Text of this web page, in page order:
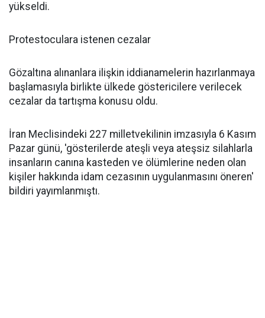
yükseldi.
Protestoculara istenen cezalar
Gözaltına alınanlara ilişkin iddianamelerin hazırlanmaya
başlamasıyla birlikte ülkede göstericilere verilecek
cezalar da tartışma konusu oldu.
İran Meclisindeki 227 milletvekilinin imzasıyla 6 Kasım
Pazar günü, 'gösterilerde ateşli veya ateşsiz silahlarla
insanların canına kasteden ve ölümlerine neden olan
kişiler hakkında idam cezasının uygulanmasını öneren'
bildiri yayımlanmıştı.